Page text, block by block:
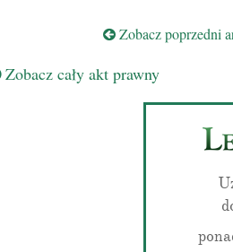
Zobacz poprzedni
Zobacz cały akt prawny